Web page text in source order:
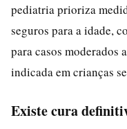
pediatria prioriza
seguros para a idade,
para casos moderados
indicada em crianças
Existe cura